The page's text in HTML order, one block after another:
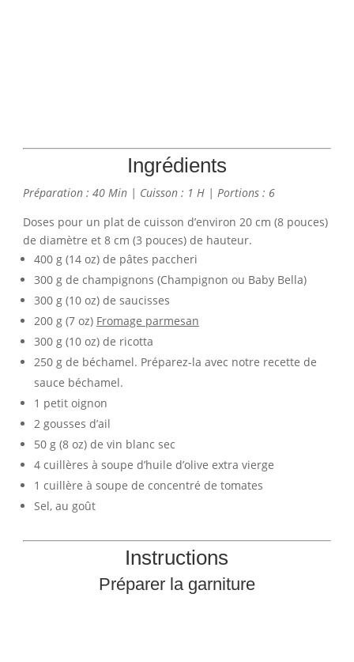
Ingrédients
Préparation : 40 Min | Cuisson : 1 H | Portions : 6
Doses pour un plat de cuisson d’environ 20 cm (8 pouces)
de diamètre et 8 cm (3 pouces) de hauteur.
400 g (14 oz) de pâtes paccheri
300 g de champignons (Champignon ou Baby Bella)
300 g (10 oz) de saucisses
200 g (7 oz) Fromage parmesan
300 g (10 oz) de ricotta
250 g de béchamel. Préparez-la avec notre recette de
sauce béchamel.
1 petit oignon
2 gousses d’ail
50 g (8 oz) de vin blanc sec
4 cuillères à soupe d’huile d’olive extra vierge
1 cuillère à soupe de concentré de tomates
Sel, au goût
Instructions
Préparer la garniture